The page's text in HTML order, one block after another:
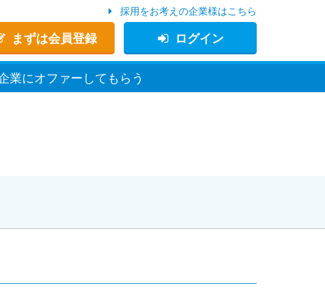
まずは会員登録 ログイン
採用をお考えの企業様はこちら
業にオファー してもらう